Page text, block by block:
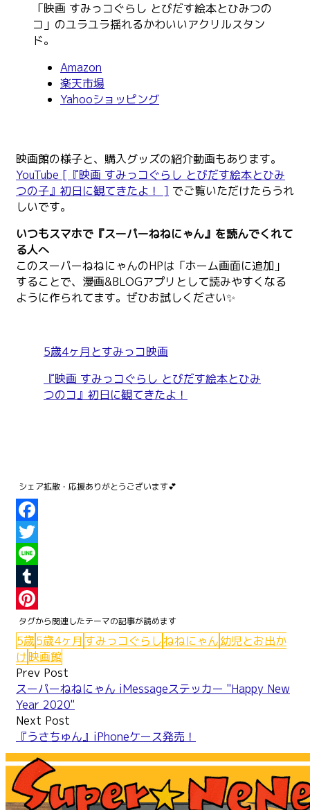
「映画 すみっコぐらし とびだす絵本とひみつの
コ」のユラユラ揺れるかわいいアクリルスタン
ド。
Amazon
楽天市場
Yahooショッピング
映画館の様子と、購入グッズの紹介動画もあります。
YouTube [『映画 すみっコぐらし とびだす絵本とひみ
つの子』初日に観てきたよ！ ] でご覧いただけたらうれ
しいです。
いつもスマホで『スーパーねねにゃん』を読んでくれて
る人へ
このスーパーねねにゃんのHPは「ホーム画面に追加」
することで、漫画&BLOGアプリとして読みやすくなる
ように作られてます。ぜひお試しください✨
5歳4ヶ月とすみっコ映画
『映画 すみっコぐらし とびだす絵本とひみ
つのコ』初日に観てきたよ！
Facebook
Twitter
Line
Tumblr
Pinterest
5歳5歳4ヶ月 すみっコぐらしねねにゃん幼児とお出か
け映画館
Post
navigation
Prev Post
スーパーねねにゃん iMessageステッカー "Happy New
Year 2020"
Next Post
『うさちゅん』iPhoneケース発売！